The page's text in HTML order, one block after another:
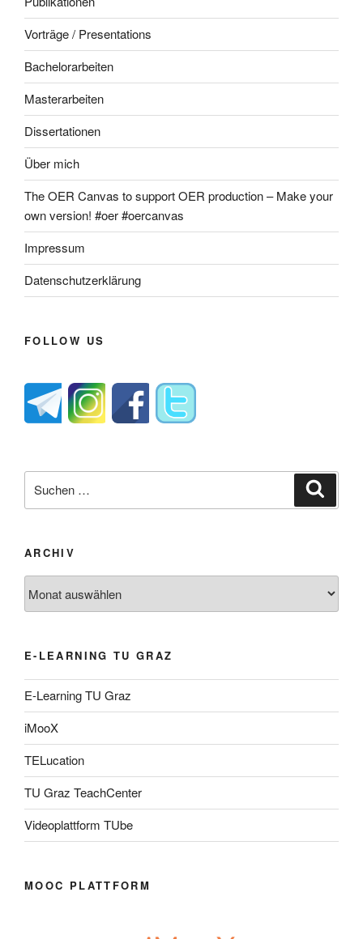
Vorträge / Presentations
Bachelorarbeiten
Masterarbeiten
Dissertationen
Über mich
The OER Canvas to support OER production – Make your
own version! #oer #oercanvas
Impressum
Datenschutzerklärung
FOLLOW US
nach:
ARCHIV
E-LEARNING TU GRAZ
E-Learning TU Graz
iMooX
TELucation
TU Graz TeachCenter
Videoplattform TUbe
MOOC PLATTFORM